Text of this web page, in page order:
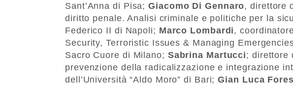
Sant’Anna di Pisa;Giacomo Di Gennaro, direttore
diritto penale. Analisi criminale e politiche per la
Federico II di Napoli; Marco Lombardi,
Security, Terroristic Issues & Managing
Sacro Cuore di Milano; Sabrina Martucci; direttore
prevenzione della radicalizzazione e integrazione
dell’Università “Aldo Moro” di Bari;Gian Luca